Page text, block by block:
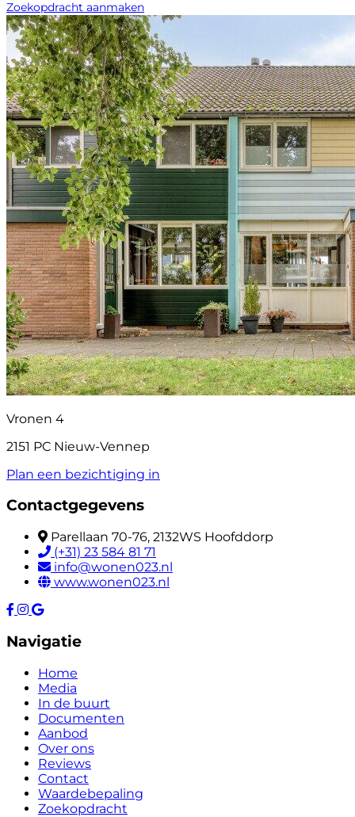
Zoekopdracht aanmaken
Vronen 4
2151 PC Nieuw-Vennep
Plan een bezichtiging in
Contactgegevens
Parellaan 70-76, 2132WS Hoofddorp
(+31) 23 584 81 71
info@wonen023.nl
www.wonen023.nl
Navigatie
Home
Media
In de buurt
Documenten
Aanbod
Over ons
Reviews
Contact
Waardebepaling
Zoekopdracht